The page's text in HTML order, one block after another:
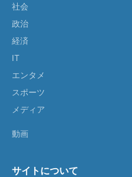
社会
政治
経済
IT
エンタメ
スポーツ
メディア
動画
サイトについて